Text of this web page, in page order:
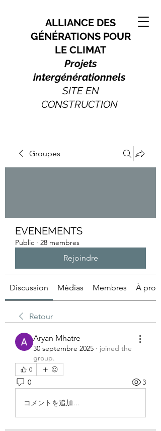
ALLIANCE DES
GÉNÉRATIONS POUR
LE CLIMAT
Projets
intergénérationnels
SITE EN
CONSTRUCTION
Groupes
EVENEMENTS
Public · 28 membres
Rejoindre
Discussion Médias Membres À
Retour
Aryan Mhatre
30 septembre 2025 · joined the
group.
0
0 3
コメントを追加…